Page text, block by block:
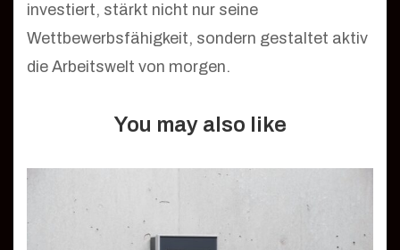
investiert, stärkt nicht nur seine
Wettbewerbsfähigkeit, sondern gestaltet aktiv
die Arbeitswelt von morgen.
You may also like